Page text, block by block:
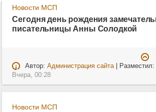
Новости МСП
Сегодня день рождения
писательницы Анны Солодкой
Автор: Администрация сайта| Разместил:
Вчера, 00:28
Новости МСП